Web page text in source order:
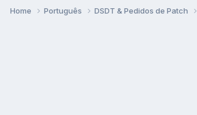
Home Português DSDT & Pedidos de Patch